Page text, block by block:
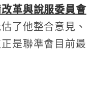
革與說服委員會
了他整合意見、
是聯準會目前最